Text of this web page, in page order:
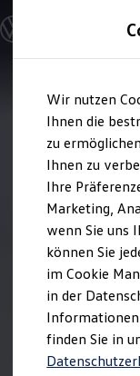
Hauptinhalt
springen
Footer
springen
Modelle und
Modelle
ENERGY
SUV und
Kombis
Schnell
Angebote und
Aktuelle
E-Auto-
Die
Junge
Wir nutzen
Ihnen die
zu
Ihnen zu
Ihre
Marketing,
wenn Sie uns
können Sie
im Cookie
in der
Informationen
finden Sie in